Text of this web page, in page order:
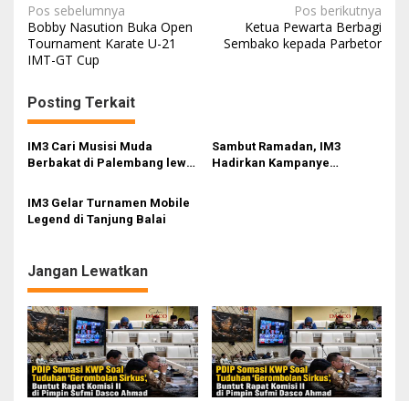
N
a
v
i
g
a
s
i
p
s
Pos sebelumnya
Bobby Nasution Buka Open
Tournament Karate U-21
IMT-GT Cup
Pos berikutnya
Ketua Pewarta Berbagi
Sembako kepada Parbetor
Posting Terkait
IM3 Cari Musisi Muda
Berbakat di Palembang lewat
Sambut Ramadan, IM3
Hadirkan Kampanye
IM3 Gelar Turnamen Mobile
Legend di Tanjung Balai
Jangan Lewatkan